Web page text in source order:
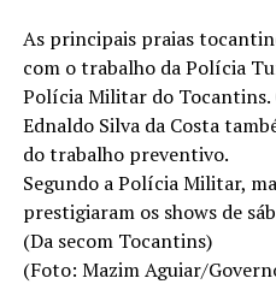
As principais praias
com o trabalho da Polícia
Polícia Militar do Tocantins.
Ednaldo Silva da Costa
do trabalho preventivo.
Segundo a Polícia Militar,
prestigiaram os shows de
(Da secom Tocantins)
(Foto: Mazim Aguiar/